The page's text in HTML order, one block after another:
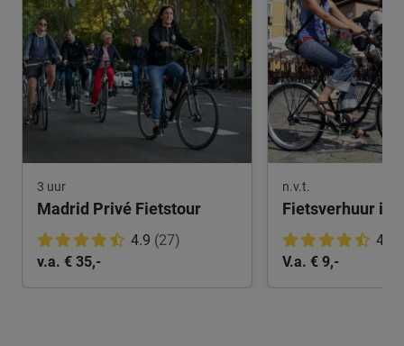
3 uur
Madrid Privé Fietstour
4.9 (27)
v.a. € 35,-
n.v.t.
Fietsverhuur in
4.7
V.a. € 9,-